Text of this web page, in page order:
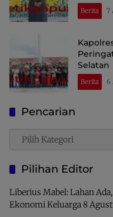
Berita 7
Selatan
Berita 6
Pencarian
Pencarian
Pilihan Editor
Liberius Mabel: Lahan
Ekonomi Keluarga8